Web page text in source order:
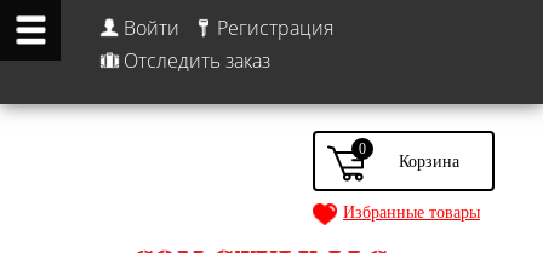
Войти
Регистрация
Отследить заказ
0
Избранные товары